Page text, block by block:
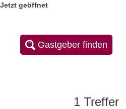
Jetzt geöffnet
Gastgeber finden
1 Treffer